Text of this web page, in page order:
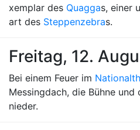
xemplar des Quaggas, einer
art des Steppenzebras.
Freitag, 12.
Bei einem Feuer im
Messingdach, die Bühne
nieder.